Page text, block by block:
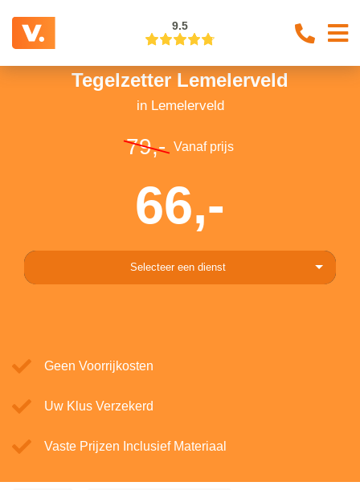
9.5
Tegelzetter Lemelerveld
in Lemelerveld
79,- Vanaf prijs
66,-
Selecteer een dienst
Geen Voorrijkosten
Uw Klus Verzekerd
Vaste Prijzen Inclusief Materiaal